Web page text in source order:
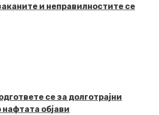
и неправилностите се
се за долготрајни
објави